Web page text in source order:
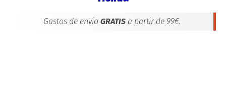
Gastos de envío GRATISa partir de 99€.